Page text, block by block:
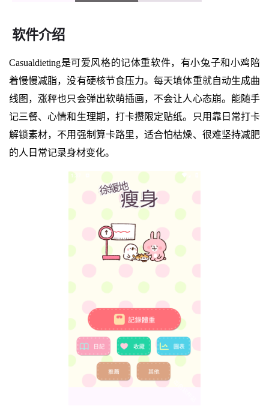
软件介绍
Casualdieting是可爱风格的记体重软件，有小兔子和小鸡陪
着慢慢减脂，没有硬核节食压力。每天填体重就自动生成曲
线图，涨秤也只会弹出软萌插画，不会让人心态崩。能随手
记三餐、心情和生理期，打卡攒限定贴纸。只用靠日常打卡
解锁素材，不用强制算卡路里，适合怕枯燥、很难坚持减肥
的人日常记录身材变化。